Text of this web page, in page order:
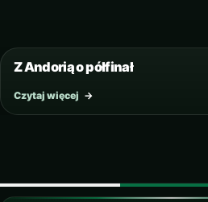
Z Andorią o półfinał
Czytaj więcej →